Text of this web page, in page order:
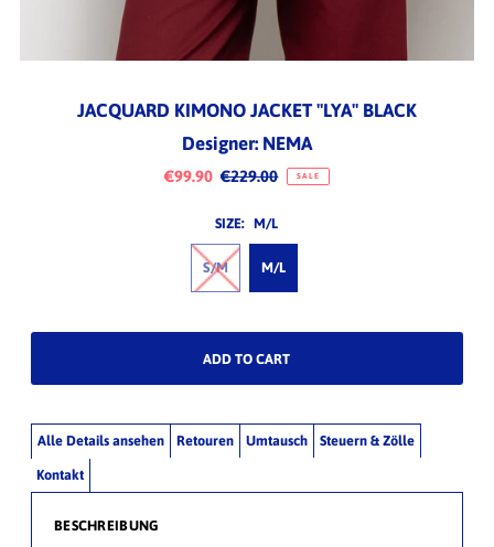
JACQUARD KIMONO JACKET "LYA" BLACK
Designer: NEMA
€99.90 €229.00 SALE
SIZE: M/L
S/M M/L
Alle Details ansehen Retouren Umtausch Steuern & Zölle
Kontakt
BESCHREIBUNG